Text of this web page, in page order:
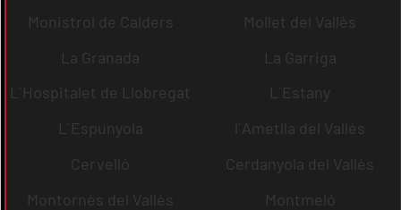
Monistrol de Calders
Mollet del Vallès
La Granada
La Garriga
L´Hospitalet de Llobregat
L´Estany
L´Espunyola
l´Ametlla del Vallès
Cervelló
Cerdanyola del Vallès
Montornès del Vallès
Montmeló